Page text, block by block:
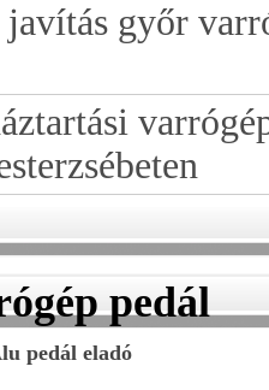
javítás győr
pedál
pedál eladó